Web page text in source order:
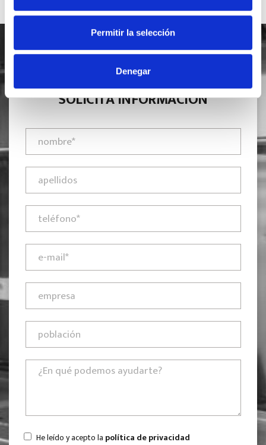
Permitir la selección
Denegar
SOLICITA INFORMACIÓN
He leído y acepto la política de privacidad